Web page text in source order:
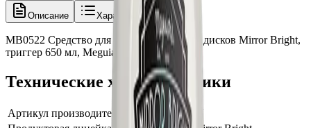
Описание Характеристики
MB0522 Средство для очистки колесных дисков Mirror Bright,
триггер 650 мл, Meguiars
Технические характеристики
Артикул производителя
MB0522EU